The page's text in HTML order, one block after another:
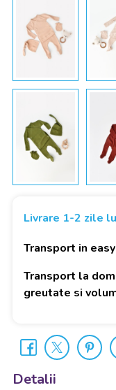
Livrare 1-2 zile
Transport in
Transport la
greutate si
Detalii